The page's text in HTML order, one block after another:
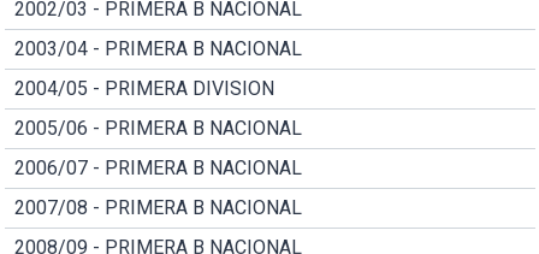
2002/03 - PRIMERA B NACIONAL
2003/04 - PRIMERA B NACIONAL
2004/05 - PRIMERA DIVISION
2005/06 - PRIMERA B NACIONAL
2006/07 - PRIMERA B NACIONAL
2007/08 - PRIMERA B NACIONAL
2008/09 - PRIMERA B NACIONAL